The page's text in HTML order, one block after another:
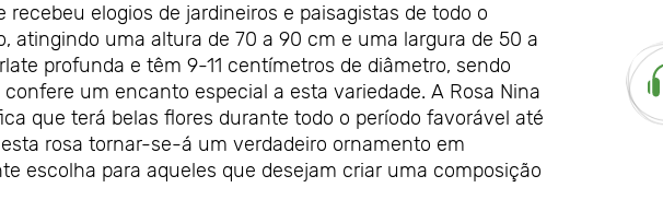
elogios de jardineiros e paisagistas de todo o
atingindo uma altura de 70 a 90 cm e uma largura de 50 a
profunda e têm 9-11 centímetros de diâmetro, sendo
um encanto especial a esta variedade. A Rosa Nina
que terá belas flores durante todo o período favorável até
rosa tornar-se-á um verdadeiro ornamento em
escolha para aqueles que desejam criar uma composição